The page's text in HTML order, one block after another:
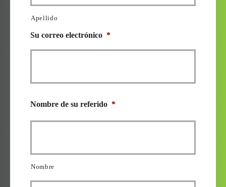
Apellido
Su correo electrónico *
Nombre de su referido *
Nombre